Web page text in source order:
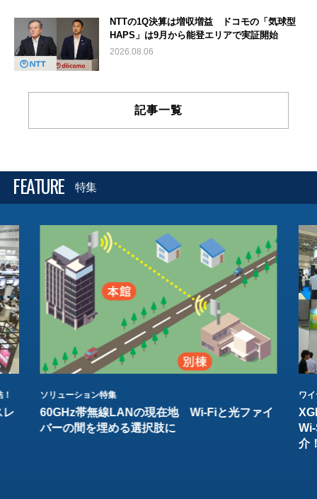
NTTの1Q決算は増収増益 ドコモの「気球型
HAPS」は9月から能登エリアで実証開始
2026.08.06
記事一覧
FEATURE 特集
レ
ソリューション特集
60GHz帯無線LANの現在地 Wi-Fiと光ファイ
バーの間を埋める選択肢に
ワ
介